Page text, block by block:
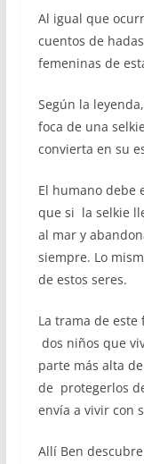
Al igual que
cuentos de
femeninas de
Según la
foca de una
convierta en su
El humano debe
que si la selkie
al mar y
siempre. Lo
de estos seres.
La trama de este
dos niños que
parte más alta
de protegerlos
envía a vivir con
Allí Ben